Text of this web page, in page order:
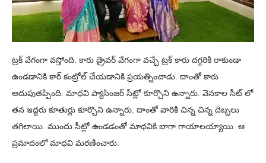
ట్రక్ వేగంగా వస్తోంది. కారు డ్రైవర్ వేగంగా వచ్చే ట్రక్ కారు దగ్గరికి రాకుండా
ఉండడానికి కార్ కంట్రోల్ చేయడానికి ప్రయత్నించాడు. దాంతో కారు
అదుపుతప్పింది. మాధవి ప్యాసింజర్ సీట్లో కూర్చొని ఉన్నారు. వెనకాల సీట్ లో
తన ఇద్దరు కూతుర్లు కూర్చొని ఉన్నారు. దాంతో వారికి చిన్న చిన్న దెబ్బలు
తగిలాయి. ముందు సీట్లో ఉండడంతో మాధవికి బాగా గాయాలయ్యాయి. ఆ
ప్రమాదంలో మాధవి మరణించారు.